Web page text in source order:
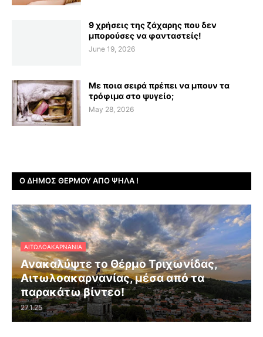
9 χρήσεις της ζάχαρης που δεν
μπορούσες να φανταστείς!
June 19, 2026
Με ποια σειρά πρέπει να μπουν τα
τρόφιμα στο ψυγείο;
May 28, 2026
Ο ΔΉΜΟΣ ΘΈΡΜΟΥ ΑΠΌ ΨΗΛΆ !
ΑΙΤΩΛΟΑΚΑΡΝΑΝΊΑ
Ανακαλύψτε το Θέρμο Τριχωνίδας,
Αιτωλοακαρνανίας, μέσα από τα
παρακάτω βίντεο!
27.1.25